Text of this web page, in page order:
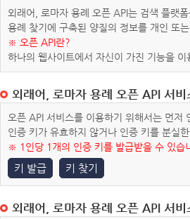
외래어, 로마자 용례 오픈 API는 검색 플랫
용례 찾기에 구축된 양질의 정보를 개인 또
※ 오픈 API란?
하나의 웹사이트에서 자신이 가진 기능을
외래어, 로마자 용례 오픈 API 서
오픈 API 서비스를 이용하기 위해서는 먼
인증 키가 유효하지 않거나 인증 키를 분실
※ 1인당 1개의 인증 키를 발급받을 수 있습
키 발급 키 찾기
외래어, 로마자 용례 오픈 API 서비